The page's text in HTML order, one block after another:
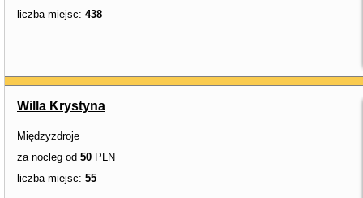
liczba miejsc: 438
Willa Krystyna
Międzyzdroje
za nocleg od 50 PLN
liczba miejsc: 55